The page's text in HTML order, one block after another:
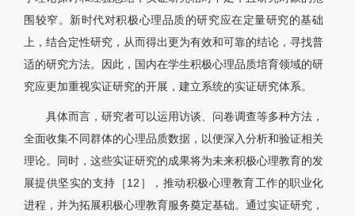
围较窄。新时代对积极心理品质的研究应在定量研究的基础
上，结合定性研究，从而得出更为有效和可靠的结论，寻找普
适的研究方法。因此，国内在学生积极心理品质培育领域的研
究应更加重视实证研究的开展，建立系统的实证研究体系。
具体而言，研究者可以运用访谈、问卷调查等多种方法，
全面收集不同群体的心理品质数据，以便深入分析和验证相关
理论。同时，这些实证研究的成果将为未来积极心理教育的发
展提供坚实的支持［12］，推动积极心理教育工作的职业化
进程，并为拓展积极心理教育服务奠定基础。通过实证研究，